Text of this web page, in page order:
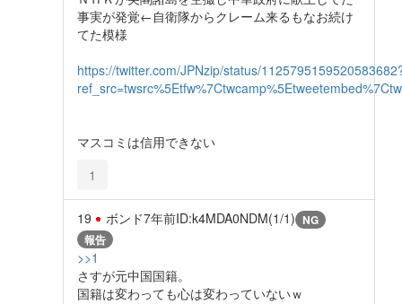
事実が発覚←自衛隊からクレーム来るもなお続け
てた模様
https://twitter.com/JPNzip/status/
マスコミは信用できない
1
19 ボンド7年前ID:k4MDA0NDM(1/1) NG
報告
>>1
さすが元中国国籍。
国籍は変わっても心は変わっていないｗ